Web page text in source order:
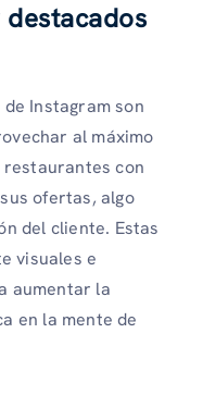
Instagram son
al máximo
con
ofertas, algo
del cliente. Estas
visuales e
aumentar la
en la mente de